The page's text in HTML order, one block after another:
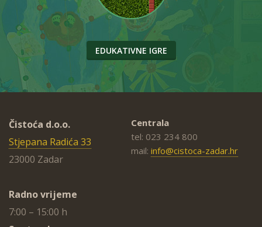
EDUKATIVNE IGRE
Čistoća d.o.o.
Stjepana Radića 33
23000 Zadar
Radno vrijeme
7:00 – 15:00 h
Centrala
tel: 023 234 800
mail: info@cistoca-zadar.hr